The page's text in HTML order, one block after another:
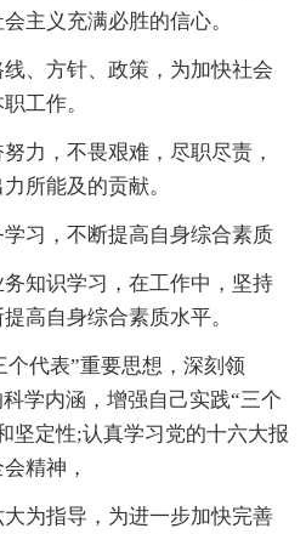
主义充满必胜的信心。
、方针、政策，为加快社会
工作。
力，不畏艰难，尽职尽责，
所能及的贡献。
习，不断提高自身综合素质
知识学习，在工作中，坚持
高自身综合素质水平。
代表”重要思想，深刻领
学内涵，增强自己实践“三个
坚定性;认真学习党的十六大报
精神，
为指导，为进一步加快完善